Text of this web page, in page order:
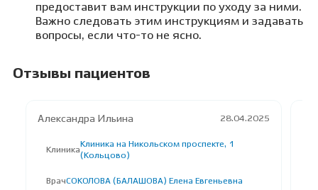
предоставит вам инструкции по уходу за ними.
Важно следовать этим инструкциям и задавать
вопросы, если что-то не ясно.
Отзывы пациентов
Александра Ильина 28.04.2025
Клиника
Клиника на Никольском проспекте, 1
(Кольцово)
ВрачСОКОЛОВА (БАЛАШОВА) Елена Евгеньевна